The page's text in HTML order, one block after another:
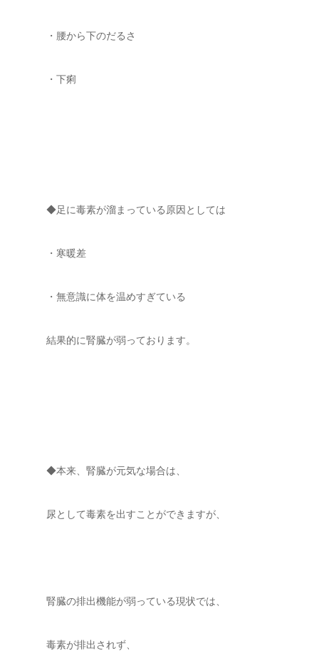
・腰から下のだるさ
・下痢
◆足に毒素が溜まっている原因としては
・寒暖差
・無意識に体を温めすぎている
結果的に腎臓が弱っております。
◆本来、腎臓が元気な場合は、
尿として毒素を出すことができますが、
腎臓の排出機能が弱っている現状では、
毒素が排出されず、